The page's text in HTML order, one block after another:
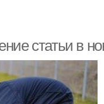
статьи в